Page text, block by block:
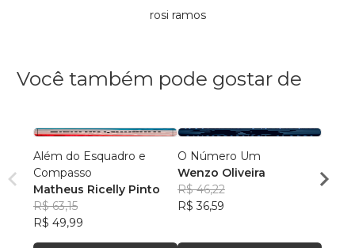
rosi ramos
Você também pode gostar de
Além do Esquadro e
Compasso
Matheus Ricelly Pinto
R$ 63,15
R$ 49,99
O Número Um
Wenzo Oliveira
R$ 46,22
R$ 36,59